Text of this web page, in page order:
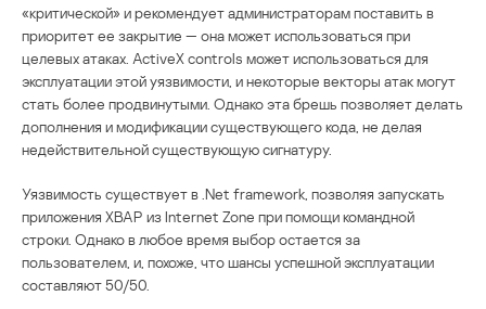
«критической» и рекомендует администраторам поставить в
приоритет ее закрытие — она может использоваться при
целевых атаках. ActiveX controls может использоваться для
эксплуатации этой уязвимости, и некоторые векторы атак могут
стать более продвинутыми. Однако эта брешь позволяет делать
дополнения и модификации существующего кода, не делая
недействительной существующую сигнатуру.
Уязвимость существует в .Net framework, позволяя запускать
приложения XBAP из Internet Zone при помощи командной
строки. Однако в любое время выбор остается за
пользователем, и, похоже, что шансы успешной эксплуатации
составляют 50/50.